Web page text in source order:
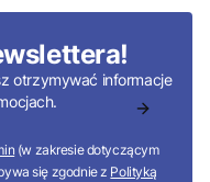
otrzymywać informacje
(w zakresie dotyczącym
się zgodnie z Polityką